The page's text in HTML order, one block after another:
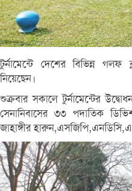
টুর্নামেন্টে দেশের বিভিন্ন
নিয়েছেন।
শুক্রবার সকালে টুর্নামেন্টের
সেনানিবাসের ৩৩ পদাতিক
জাহাঙ্গীর